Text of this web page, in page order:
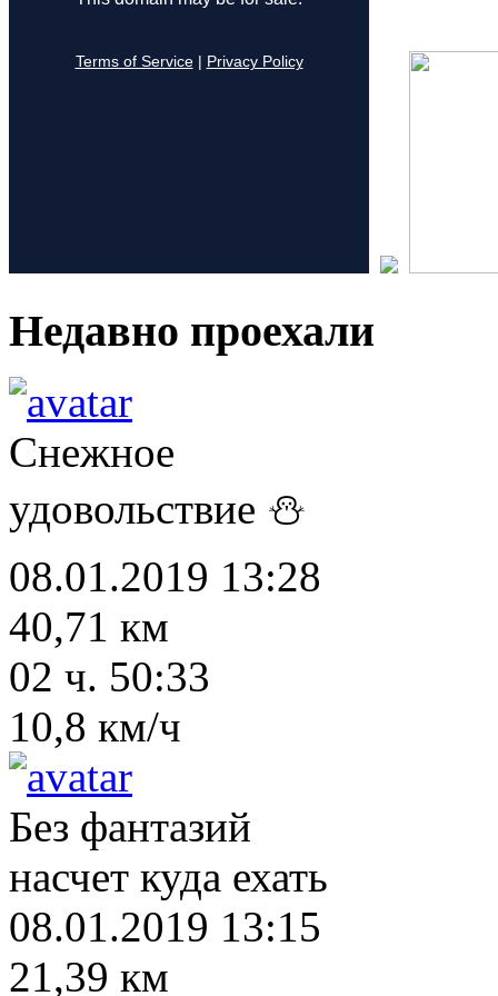
Недавно проехали
Снежное
удовольствие ⛄
08.01.2019 13:28
40,71 км
02 ч. 50:33
10,8 км/ч
Без фантазий
насчет куда ехать
08.01.2019 13:15
21,39 км